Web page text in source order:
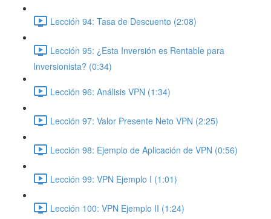
Lección 94: Tasa de Descuento (2:08)
Lección 95: ¿Esta Inversión es Rentable para
Inversionista? (0:34)
Lección 96: Análisis VPN (1:34)
Lección 97: Valor Presente Neto VPN (2:25)
Lección 98: Ejemplo de Aplicación de VPN (0:56)
Lección 99: VPN Ejemplo I (1:01)
Lección 100: VPN Ejemplo II (1:24)